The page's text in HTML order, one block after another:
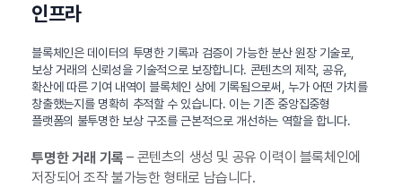
인프라
블록체인은 데이터의 투명한 기록과 검증이 가능한 분산 원장 기술로,
보상 거래의 신뢰성을 기술적으로 보장합니다. 콘텐츠의 제작, 공유,
확산에 따른 기여 내역이 블록체인 상에 기록됨으로써, 누가 어떤 가치를
창출했는지를 명확히 추적할 수 있습니다. 이는 기존 중앙집중형
플랫폼의 불투명한 보상 구조를 근본적으로 개선하는 역할을 합니다.
투명한 거래 기록 – 콘텐츠의 생성 및 공유 이력이 블록체인에
저장되어 조작 불가능한 형태로 남습니다.